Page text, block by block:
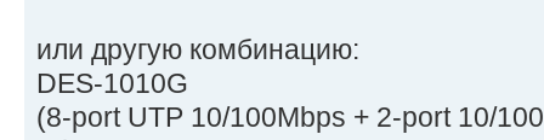
или другую комбинацию:
DES-1010G
(8-port UTP 10/100Mbps + 2-port 10/